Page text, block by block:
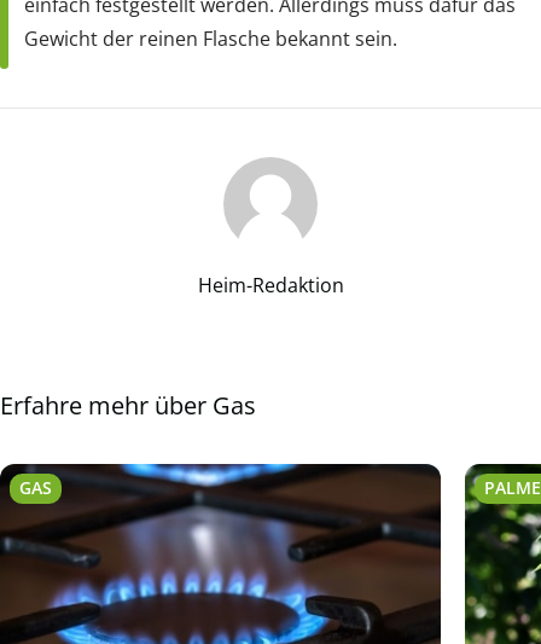
Gewicht der reinen Flasche bekannt sein.
Heim-Redaktion
Erfahre mehr über Gas
GAS